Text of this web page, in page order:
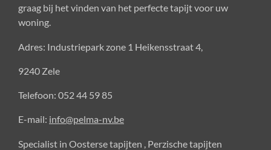
graag bij het vinden van het perfecte tapijt voor uw
woning.
Adres: Industriepark zone 1 Heikensstraat 4,
9240 Zele
Telefoon: 052 44 59 85
E-mail: info@pelma-nv.be
Specialist in Oosterse tapijten , Perzische tapijten